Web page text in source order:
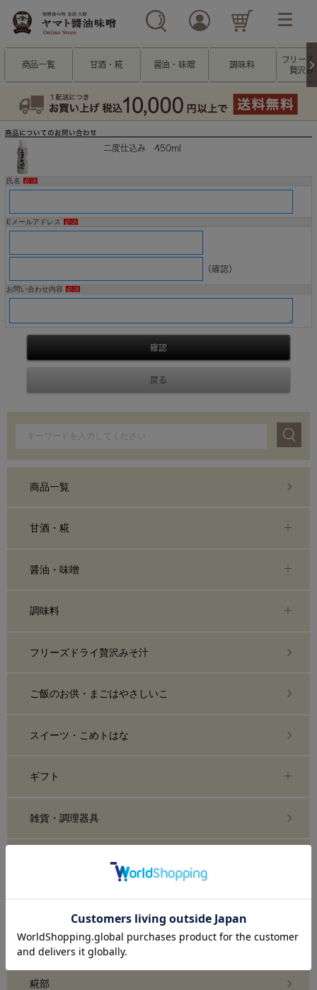
商品一覧 甘酒・糀 醤油・味噌 調味料
フリーズ
贅沢み
商品についてのお問い合わせ
二度仕込み 450ml
氏名 必須
Eメールアドレス 必須
（確認）
お問い合わせ内容 必須
商品一覧
甘酒・糀
醤油・味噌
調味料
フリーズドライ贅沢みそ汁
ご飯のお供・まごはやさしいこ
スイーツ・こめトはな
ギフト
雑貨・調理器具
糀化粧品・スキンケア
おまとめ買い・定期購入
業務用
糀部